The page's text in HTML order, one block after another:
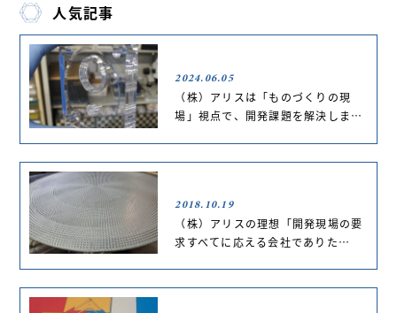
人気記事
2024.06.05
（株）アリスは「ものづくりの現
場」視点で、開発課題を解決しま…
2018.10.19
（株）アリスの理想「開発現場の要
求すべてに応える会社でありた…